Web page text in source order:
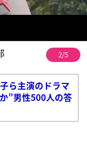
2/5
ら主演のドラマ
”男性500人の答